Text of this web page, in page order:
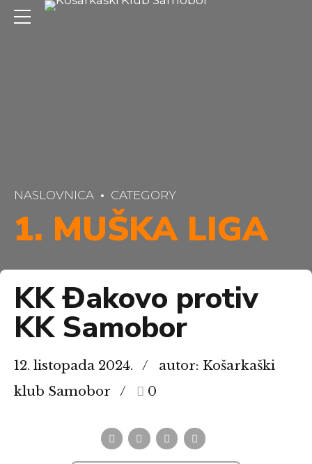
NASLOVNICA CATEGORY
1. MUŠKA LIGA
KK Đakovo protiv
KK Samobor
12. listopada 2024.
autor: Košarkaški
klub Samobor
0